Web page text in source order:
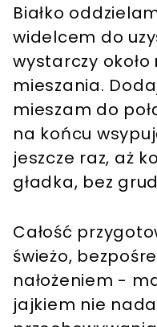
Białko
widelcem do
wystarczy około
mieszania.
mieszam do
na końcu
jeszcze raz, aż
gładka, bez
Całość
świeżo,
nałożeniem -
jajkiem nie